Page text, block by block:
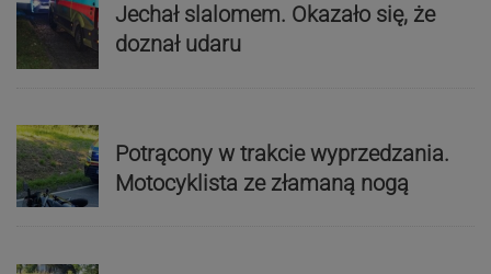
Jechał slalomem. Okazało się, że
doznał udaru
Potrącony w trakcie wyprzedzania.
Motocyklista ze złamaną nogą